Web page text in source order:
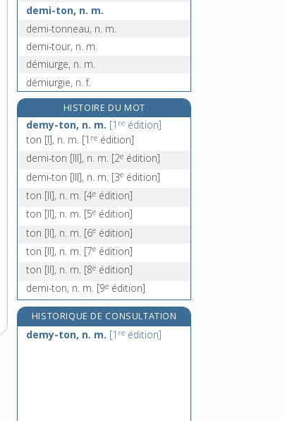
demi-ton, n. m.
demi-tonneau, n. m.
demi-tour, n. m.
démiurge, n. m.
démiurgie, n. f.
démiurgique, adj.
demi-voix (à), loc. adv.
demi-volte, n. f.
démobilisable, adj.
démobilisateur, -trice, adj.
HISTOIRE DU MOT
demy-ton, n. m. [1 re édition]
ton [I], n. m. [1 re édition]
demi-ton [III], n. m. [2e édition]
demi-ton [III], n. m. [3e édition]
ton [II], n. m. [4e édition]
ton [II], n. m. [5e édition]
ton [II], n. m. [6e édition]
ton [II], n. m. [7e édition]
ton [II], n. m. [8e édition]
demi-ton, n. m. [9e édition]
HISTORIQUE DE CONSULTATION
demy-ton, n. m. [1 re édition]